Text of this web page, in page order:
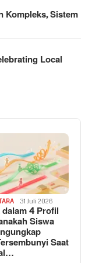
Kompleks, Sistem
Local
31 Juli 2026
4 Profil
Siswa
Saat